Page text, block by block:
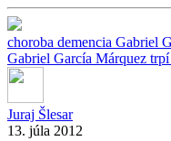
choroba demencia Gabriel
Gabriel García Márquez
Juraj Šlesar
13. júla 2012